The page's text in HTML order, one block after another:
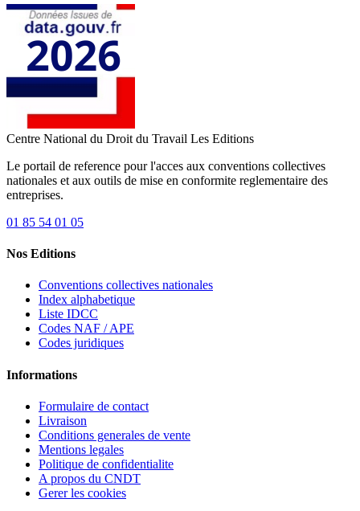
Centre National du Droit du Travail Les Editions
Le portail de reference pour l'acces aux conventions collectives
nationales et aux outils de mise en conformite reglementaire des
entreprises.
01 85 54 01 05
Nos Editions
Conventions collectives nationales
Index alphabetique
Liste IDCC
Codes NAF / APE
Codes juridiques
Informations
Formulaire de contact
Livraison
Conditions generales de vente
Mentions legales
Politique de confidentialite
A propos du CNDT
Gerer les cookies